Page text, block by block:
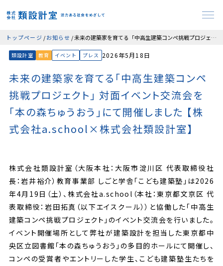
トップページ お知らせ 未来の建築家を育てる「中高生建築コンペ挑戦プロジェクト」 対面イベント交流会を「本の森ちゅうおう」にて開催しました 【株式会社a.school×株式会社類設計室】
イベント プレス
教育
類設計室 2026年5月18日
未来の建築家を育てる「中高生建築コンペ
挑戦プロジェクト」 対面イベント交流会を
「本の森ちゅうおう」にて開催しました 【株
式会社a.school×株式会社類設計室】
株式会社類設計室（大阪本社：大阪市淀川区 代表取締役社
長：岩井裕介）教育事業部 しごと学舎「こども建築塾」は2026
年4月19日（土）、株式会社a.school（本社：東京都文京区 代
表取締役：岩田拓真（以下エイスクール））と協働した「中高生
建築コンペ挑戦プロジェクト」のイベント交流会を行いました。
イベント開催場所として弊社が建築設計を担当した東京都中
央区立図書館「本の森ちゅうおう」の多目的ホールにて開催し、
コンペの受賞者やエントリーした学生、こども建築塾生たちを